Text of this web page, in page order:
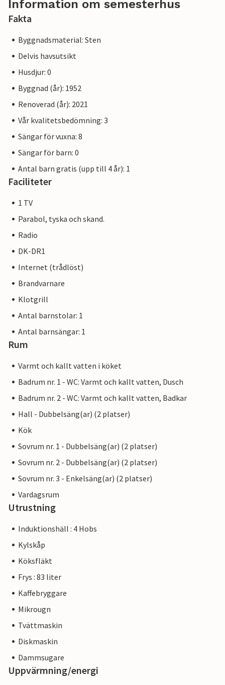
Information om semesterhus
Fakta
Byggnadsmaterial: Sten
Delvis havsutsikt
Husdjur: 0
Byggnad (år): 1952
Renoverad (år): 2021
Vår kvalitetsbedömning: 3
Sängar för vuxna: 8
Sängar för barn: 0
Antal barn gratis (upp till 4 år): 1
Faciliteter
1 TV
Parabol, tyska och skand.
Radio
DK-DR1
Internet (trådlöst)
Brandvarnare
Klotgrill
Antal barnstolar: 1
Antal barnsängar: 1
Rum
Varmt och kallt vatten i köket
Badrum nr. 1 - WC: Varmt och kallt vatten, Dusch
Badrum nr. 2 - WC: Varmt och kallt vatten, Badkar
Hall - Dubbelsäng(ar) (2 platser)
Kök
Sovrum nr. 1 - Dubbelsäng(ar) (2 platser)
Sovrum nr. 2 - Dubbelsäng(ar) (2 platser)
Sovrum nr. 3 - Enkelsäng(ar) (2 platser)
Vardagsrum
Utrustning
Induktionshäll : 4 Hobs
Kylskåp
Köksfläkt
Frys : 83 liter
Kaffebryggare
Mikrougn
Tvättmaskin
Diskmaskin
Dammsugare
Uppvärmning/energi